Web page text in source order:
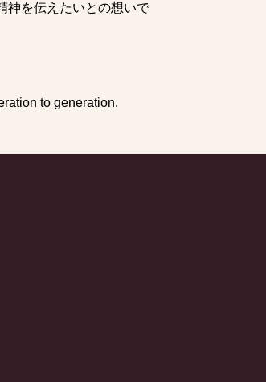
神を伝えたいとの想いで
to generation.